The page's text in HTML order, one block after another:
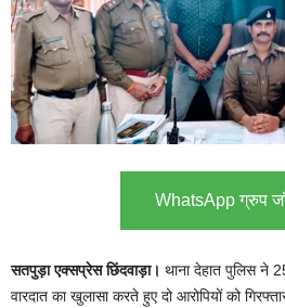
WhatsApp ग्रुप
सतपुड़ा एक्सप्रेस छिंदवाड़ा। थाना देहात पुलिस ने
वारदात का खुलासा करते हुए दो आरोपियों को